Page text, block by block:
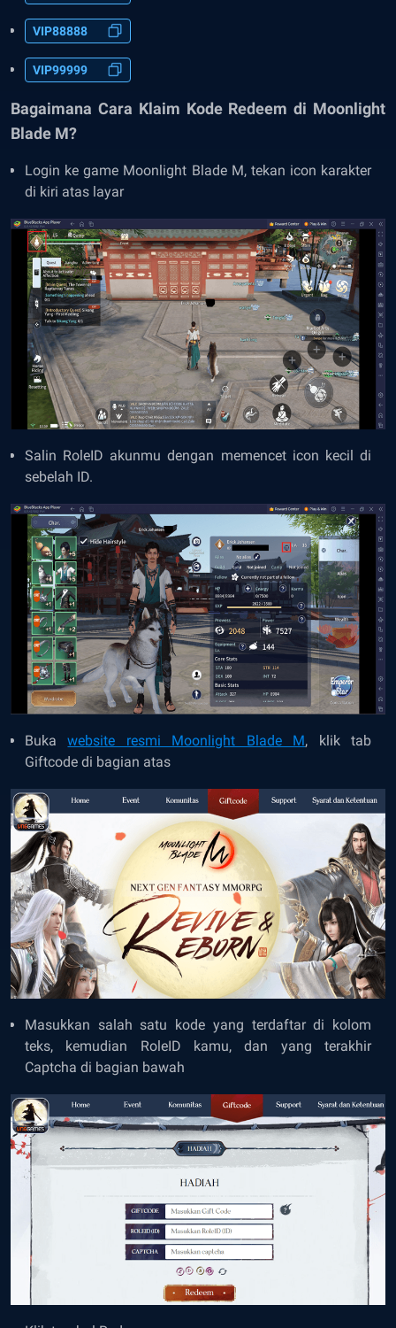
VIP88888
VIP99999
Bagaimana Cara Klaim Kode Redeem di Moonlight
Blade M?
Login ke game Moonlight Blade M, tekan icon karakter
di kiri atas layar
Salin RoleID akunmu dengan memencet icon kecil di
sebelah ID.
Bukawebsite resmi Moonlight Blade M, klik tab
Giftcode di bagian atas
Masukkan salah satu kode yang terdaftar di kolom
teks, kemudian RoleID kamu, dan yang terakhir
Captcha di bagian bawah